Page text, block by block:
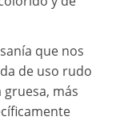
que nos
de uso rudo
más